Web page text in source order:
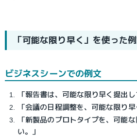
「可能な限り早く」を使った
ビジネスシーンでの例文
「報告書は、可能な限り早く提出し
「会議の日程調整を、可能な限り
「新製品のプロトタイプを、可能
い。」